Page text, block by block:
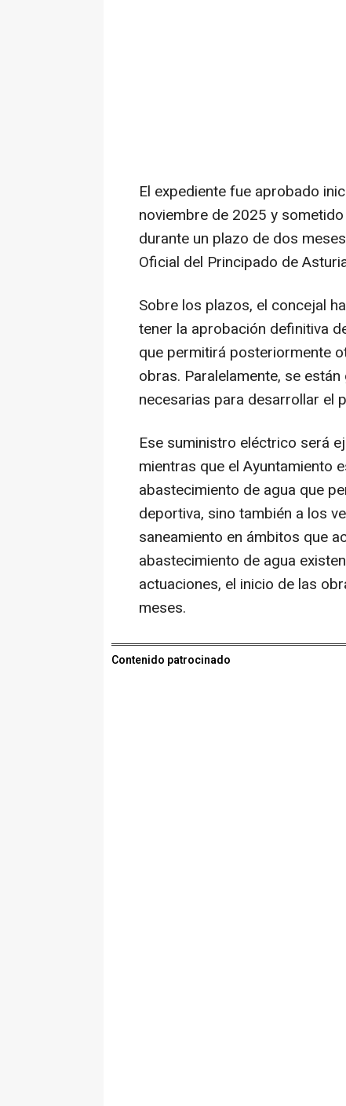
El expediente fue aprobado
noviembre de 2025 y
durante un plazo de dos
Oficial del Principado de
Sobre los plazos, el concejal
tener la aprobación definitiva
que permitirá posteriormente
obras. Paralelamente, se
necesarias para desarrollar el
Ese suministro eléctrico será
mientras que el Ayuntamiento
abastecimiento de agua que
deportiva, sino también a los
saneamiento en ámbitos que
abastecimiento de agua
actuaciones, el inicio de las
meses.
Contenido patrocinado